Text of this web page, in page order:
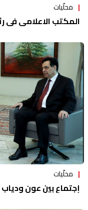
محلّيات
المكتب الاعلامي في
محلّيات
إجتماع بين عون ودياب